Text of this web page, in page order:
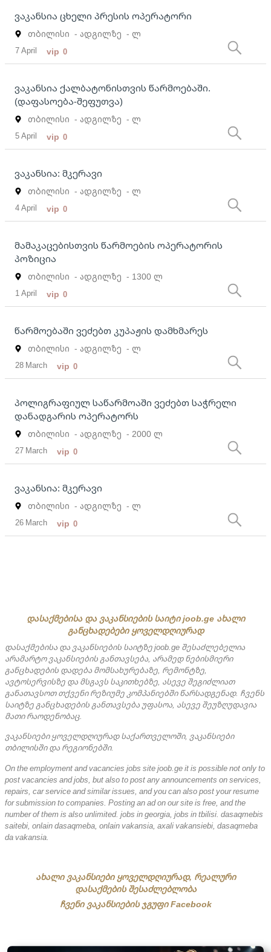
ვაკანსია ცხელი პრესის ოპერატორი
თბილისი - ადგილზე - ლ
7 April vip 0
ვაკანსია ქალბატონისთვის წარმოებაში.
(დაფასოება-შეფუთვა)
თბილისი - ადგილზე - ლ
5 April vip 0
ვაკანსია: მკერავი
თბილისი - ადგილზე - ლ
4 April vip 0
მამაკაცებისთვის წარმოების ოპერატორის
პოზიცია
თბილისი - ადგილზე - 1300 ლ
1 April vip 0
წარმოებაში ვეძებთ კუპაჟის დამხმარეს
თბილისი - ადგილზე - ლ
28 March vip 0
პოლიგრაფიულ საწარმოაში ვეძებთ საჭრელი
დანადგარის ოპერატორს
თბილისი - ადგილზე - 2000 ლ
27 March vip 0
ვაკანსია: მკერავი
თბილისი - ადგილზე - ლ
26 March vip 0
დასაქმებისა და ვაკანსიების საიტი joob.ge ახალი
განცხადებები ყოველდღიურად
დასაქმებისა და ვაკანსიების საიტზე joob.ge შესაძლებელია
არამარტო ვაკანსიების განთავსება, არამედ ნებისმიერი
განცხადების დადება მომსახურებაზე, რემონტზე,
ავტოსერვისზე და მსგავს საკითხებზე, ასევე შეგიძლიათ
განათავსოთ თქვენი რეზიუმე კომპანიებში წარსადგენად. ჩვენს
საიტზე განცხადების განთავსება უფასოა, ასევე შეუზღუდავია
მათი რაოდენობაც.
ვაკანსიები ყოველდღიურად საქართველოში, ვაკანსიები
თბილისში და რეგიონებში.
On the employment and vacancies jobs site joob.ge it is possible not only to
post vacancies and jobs, but also to post any announcements on services,
repairs, car service and similar issues, and you can also post your resume
for submission to companies. Posting an ad on our site is free, and the
number of them is also unlimited. jobs in georgia, jobs in tbilisi. dasaqmebis
saitebi, onlain dasaqmeba, onlain vakansia, axali vakansiebi, dasaqmeba
da vakansia.
ახალი ვაკანსიები ყოველდღიურად, რეალური
დასაქმების შესაძლებლობა
ჩვენი ვაკანსიების ჯგუფი Facebook